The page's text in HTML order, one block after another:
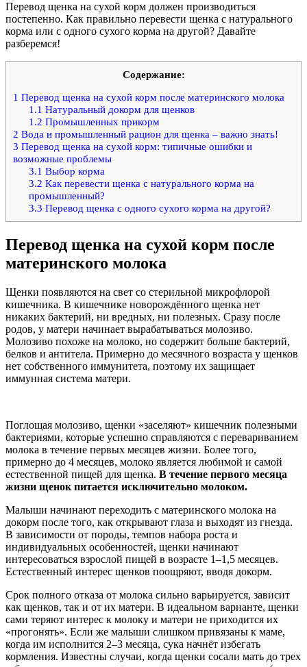
Перевод щенка на сухой корм должен производиться
постепенно. Как правильно перевести щенка с натурального
корма или с одного сухого корма на другой? Давайте
разберемся!
Содержание:
1 Перевод щенка на сухой корм после материнского молока
1.1 Натуральный докорм для щенков
1.2 Промышленных прикорм
2 Вода и промышленный рацион для щенка – важно знать!
3 Перевод щенка на сухой корм: типичные ошибки и
возможные проблемы
3.1 Выбор корма
3.2 Как перевести щенка с натурального корма на
промышленный?
3.3 Перевод щенка с одного сухого корма на другой?
Перевод щенка на сухой корм после
материнского молока
Щенки появляются на свет со стерильной микрофлорой
кишечника. В кишечнике новорождённого щенка нет
никаких бактерий, ни вредных, ни полезных. Сразу после
родов, у матери начинает вырабатываться молозиво.
Молозиво похоже на молоко, но содержит больше бактерий,
белков и антитела. Примерно до месячного возраста у щенков
нет собственного иммунитета, поэтому их защищает
иммунная система матери.
Поглощая молозиво, щенки «заселяют» кишечник полезными
бактериями, которые успешно справляются с перевариванием
молока в течение первых месяцев жизни. Более того,
примерно до 4 месяцев, молоко является любимой и самой
естественной пищей для щенка. В течение первого месяца
жизни щенок питается исключительно молоком.
Малыши начинают переходить с материнского молока на
докорм после того, как открывают глаза и выходят из гнезда.
В зависимости от породы, темпов набора роста и
индивидуальных особенностей, щенки начинают
интересоваться взрослой пищей в возрасте 1–1,5 месяцев.
Естественный интерес щенков поощряют, вводя докорм.
Срок полного отказа от молока сильно варьируется, зависит
как щенков, так и от их матери. В идеальном варианте, щенки
сами теряют интерес к молоку и матери не приходится их
«прогонять». Если же малыши слишком привязаны к маме,
когда им исполнится 2–3 месяца, сука начнёт избегать
кормления. Известны случаи, когда щенки сосали мать до трех